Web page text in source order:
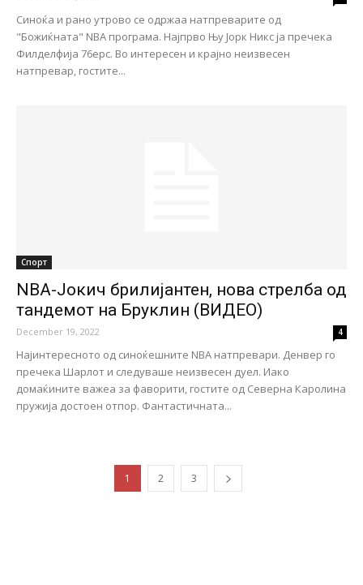
Синоќа и рано утрово се одржаа натпреварите од
"Божиќната" NBA програма. Најпрво Њу Јорк Никс ја пречека
Филделфија 76ерс. Во интересен и крајно неизвесен
натпревар, гостите...
Спорт
NBA-Јокич брилијантен, нова стрелба од
тандемот на Бруклин (ВИДЕО)
December 19, 2022 4
Најинтересното од синоќешните NBA натпревари. Денвер го
пречека Шарлот и следуваше неизвесен дуел. Иако
домаќините важеа за фаворити, гостите од Северна Каролина
пружија достоен отпор. Фантастичната...
1 2 3